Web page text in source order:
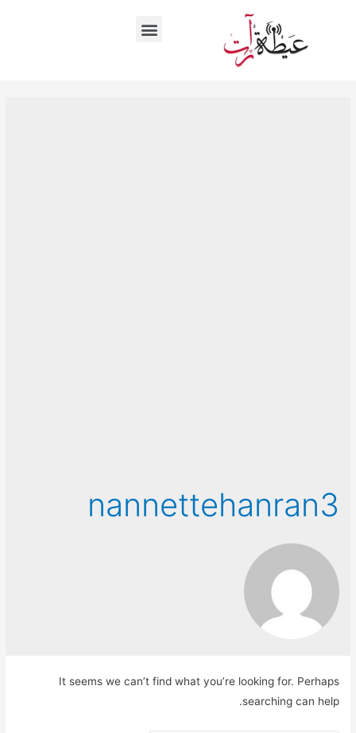
nannettehanran3
It seems we can’t find what you’re looking for. Perhaps
searching can help.